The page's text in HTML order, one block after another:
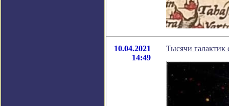
10.04.2021
14:49
Тысячи галактик